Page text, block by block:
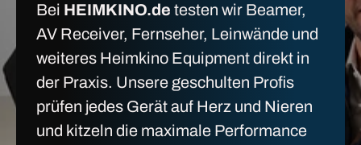
Bei HEIMKINO.de testen wir Beamer,
AV Receiver, Fernseher, Leinwände und
weiteres Heimkino Equipment direkt in
der Praxis. Unsere geschulten Profis
prüfen jedes Gerät auf Herz und Nieren
und kitzeln die maximale Performance